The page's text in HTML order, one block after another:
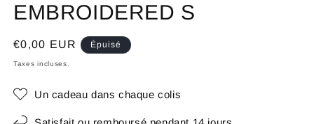
EMBROIDERED S
Prix
habituel
€0,00 EUR Épuisé
Taxes incluses.
Un cadeau dans chaque colis